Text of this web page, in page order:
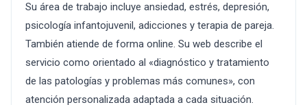
Su área de trabajo incluye ansiedad, estrés, depresión,
psicología infantojuvenil, adicciones y terapia de pareja.
También atiende de forma online. Su web describe el
servicio como orientado al «diagnóstico y tratamiento
de las patologías y problemas más comunes», con
atención personalizada adaptada a cada situación.